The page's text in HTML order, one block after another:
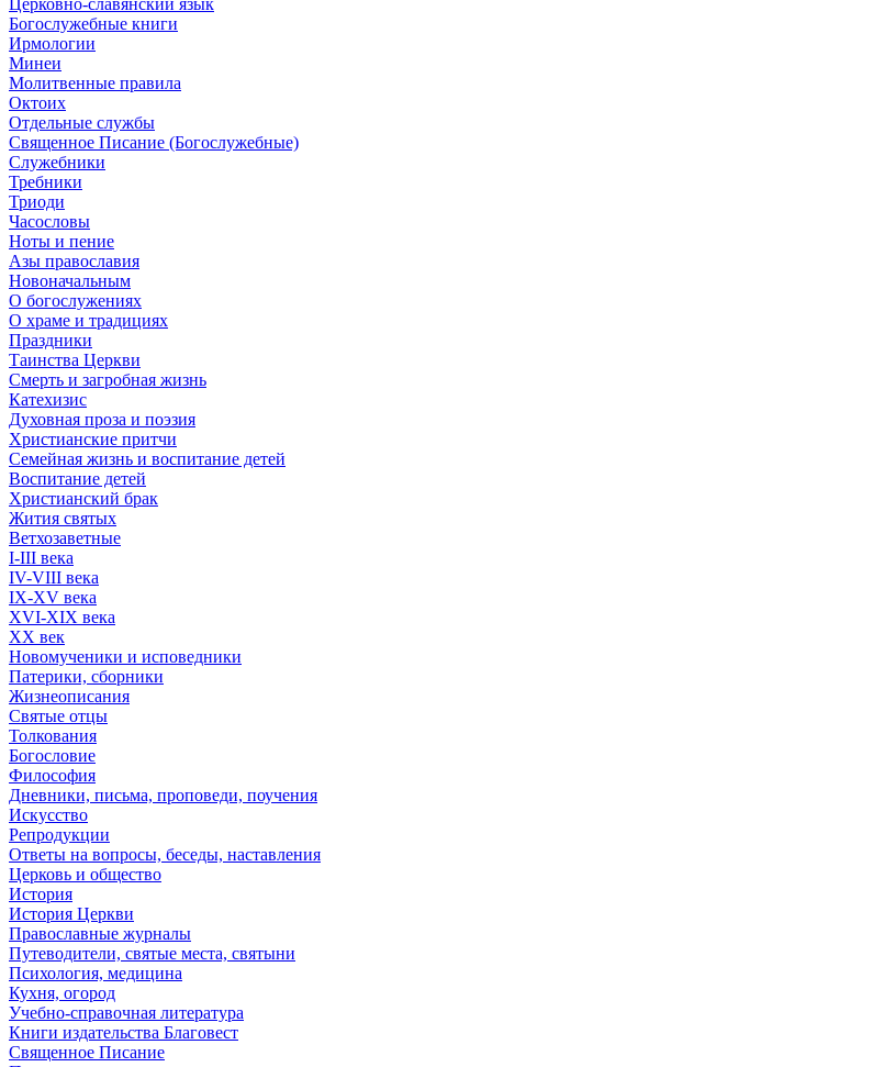
Церковно-славянский язык
Богослужебные книги
Ирмологии
Минеи
Молитвенные правила
Октоих
Отдельные службы
Священное Писание (Богослужебные)
Служебники
Требники
Триоди
Часословы
Ноты и пение
Азы православия
Новоначальным
О богослужениях
О храме и традициях
Праздники
Таинства Церкви
Смерть и загробная жизнь
Катехизис
Духовная проза и поэзия
Христианские притчи
Семейная жизнь и воспитание детей
Воспитание детей
Христианский брак
Жития святых
Ветхозаветные
I-III века
IV-VIII века
IX-XV века
XVI-XIX века
XX век
Новомученики и исповедники
Патерики, сборники
Жизнеописания
Святые отцы
Толкования
Богословие
Философия
Дневники, письма, проповеди, поучения
Искусство
Репродукции
Ответы на вопросы, беседы, наставления
Церковь и общество
История
История Церкви
Православные журналы
Путеводители, святые места, святыни
Психология, медицина
Кухня, огород
Учебно-справочная литература
Книги издательства Благовест
Священное Писание